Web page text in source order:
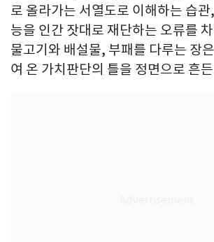
로 올라가는 서열도로 이해하는 습관
능을 인간 잣대로 재단하는 오류를
물고기와 배설물, 부패를 다루는 장
여 온 가치판단의 틀을 정면으로 흔